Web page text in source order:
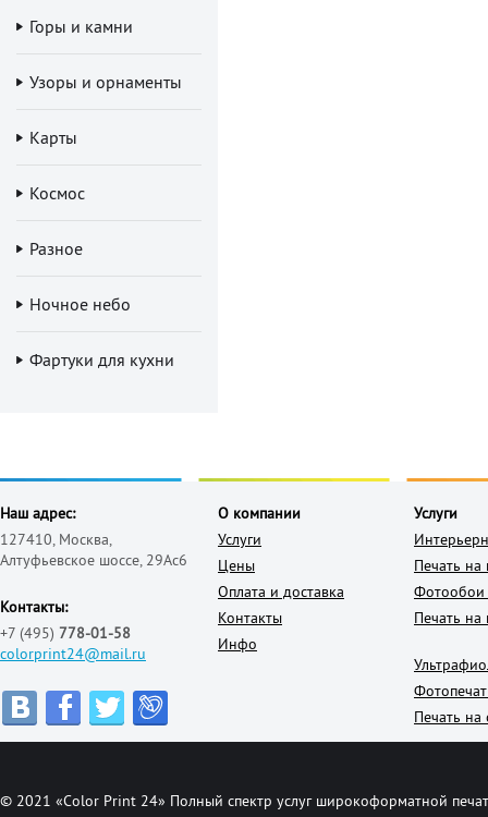
Горы и камни
Узоры и орнаменты
Карты
Космос
Разное
Ночное небо
Фартуки для кухни
Наш адрес:
127410, Москва,
Алтуфьевское шоссе, 29Ас6
Контакты:
+7 (495) 778-01-58
colorprint24@mail.ru
О компании
Услуги
Цены
Оплата и доставка
Контакты
Инфо
Услуги
Печать на
Фотообои
Печать на
Печать на
© 2021 «Color Print 24» Полный спектр услуг широкоформатной